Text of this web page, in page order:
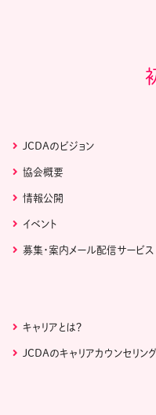
JCDAのビジョン
協会概要
情報公開
イベント
募集・案内メール配信サービス
キャリアとは？
JCDAのキャリアカウンセリング